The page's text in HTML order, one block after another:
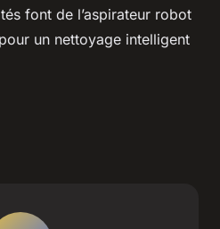
font de l’aspirateur robot
un nettoyage intelligent